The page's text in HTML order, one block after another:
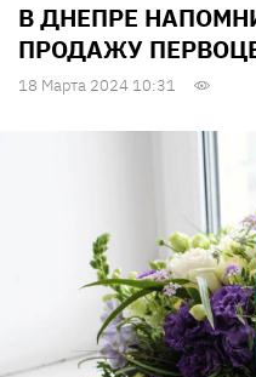
В ДНЕПРЕ
ПРОДАЖУ
18 Марта 2024 10:31